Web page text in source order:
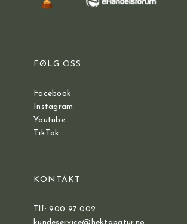
FØLG OSS
Facebook
Instagram
Youtube
TikTok
KONTAKT
Tlf: 900 97 002